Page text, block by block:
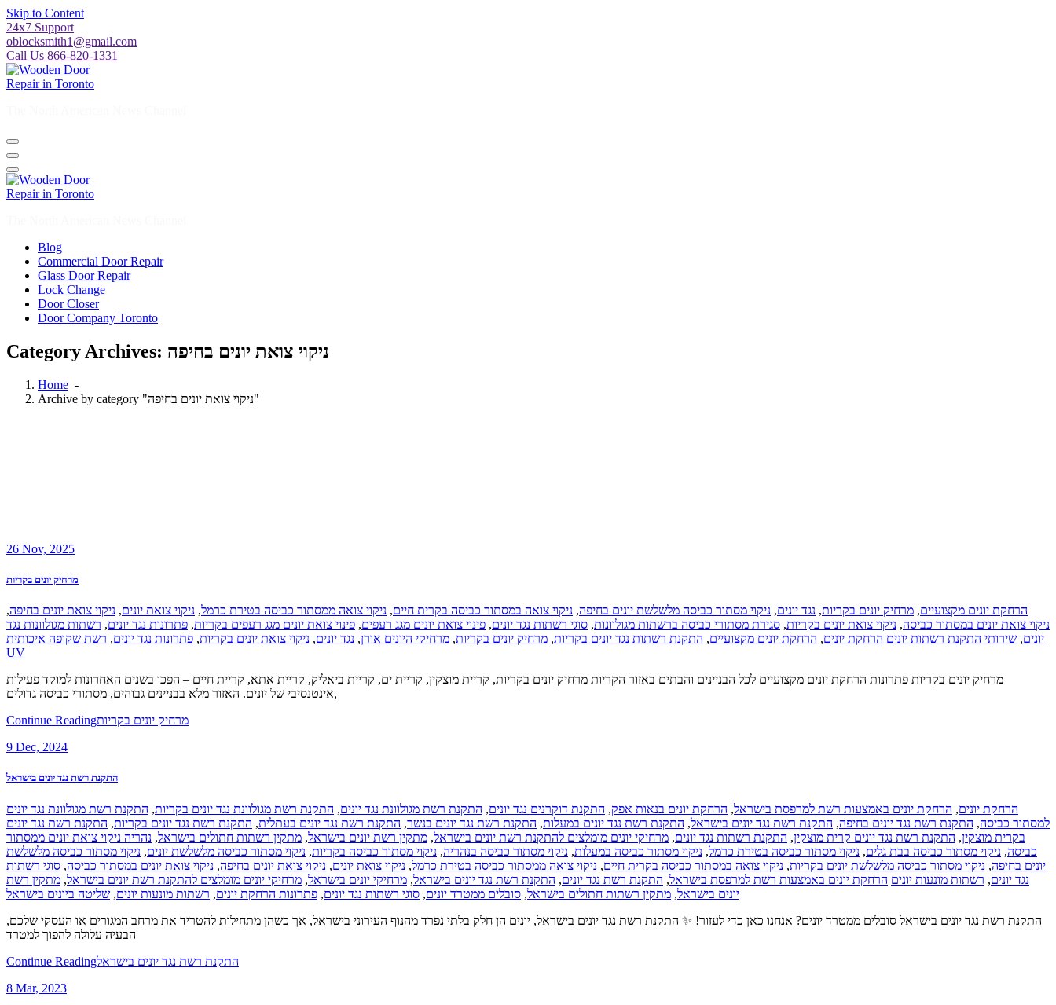
Skip to Content
24x7 Support
oblocksmith1@gmail.com
Call Us 866-820-1331
Blog
Commercial Door Repair
Glass Door Repair
Lock Change
Door Closer
Door Company Toronto
Category Archives: ניקוי צואת יונים בחיפה
Home -
Archive by category "ניקוי צואת יונים בחיפה"
26 Nov, 2025
מרחיק יונים בקריות
הרחקת יונים מקצועיים, מרחיק יונים בקריות, נגד יונים, ניקוי מסתור כביסה מלשלשת יונים בחיפה, ניקוי צואה במסתור כביסה בקרית חיים, ניקוי צואה ממסתור כביסה בטירת כרמל, ניקוי צואת יונים, ניקוי צואת יונים בחיפה,
ניקוי צואת יונים במסתור כביסה, ניקוי צואת יונים בקריות, סגירת מסתורי כביסה ברשתות מגולוונות, סוגי רשתות נגד יונים, פינוי צואת יונים מגג רעפים, פינוי צואת יונים מגג רעפים בקריות, פתרונות נגד יונים, רשתות מגולוונות נגד
יונים, שירותי התקנת רשתות יונים הרחקת יונים, הרחקת יונים מקצועיים, התקנת רשתות נגד יונים בקריות, מרחיק יונים בקריות, מרחיקי היונים אורן, נגד יונים, ניקוי צואת יונים בקריות, פתרונות נגד יונים, רשת שקופה איכותית
UV
מרחיק יונים בקריות פתרונות הרחקת יונים מקצועיים לכל הבניינים והבתים באזור הקריות מרחיק יונים בקריות, קריית מוצקין, קריית ים, קריית ביאליק, קריית אתא, קריית חיים – הפכו בשנים האחרונות למוקד פעילות
אינטנסיבי של יונים. האזור מלא בבניינים גבוהים, מסתורי כביסה גדולים,
Continue Readingמרחיק יונים בקריות
9 Dec, 2024
התקנת רשת נגד יונים בישראל
הרחקת יונים, הרחקת יונים באמצעות רשת למרפסת בישראל, הרחקת יונים בנאות אפק, התקנת דוקרנים נגד יונים, התקנת רשת מגולוונת נגד יונים, התקנת רשת מגולוונת נגד יונים בקריות, התקנת רשת מגולוונת נגד יונים
למסתור כביסה, התקנת רשת נגד יונים בחיפה, התקנת רשת נגד יונים בישראל, התקנת רשת נגד יונים במעלות, התקנת רשת נגד יונים בנשר, התקנת רשת נגד יונים בעתלית, התקנת רשת נגד יונים בקריות, התקנת רשת נגד יונים
בקרית מוצקין, התקנת רשת נגד יונים קרית מוצקין, התקנת רשתות נגד יונים, מרחיקי יונים מומלצים להתקנת רשת יונים בישראל, מתקין רשת יונים בישראל, מתקין רשתות חתולים בישראל, נהריה ניקוי צואת יונים ממסתור
כביסה, ניקוי מסתור כביסה בבת גלים, ניקוי מסתור כביסה בטירת כרמל, ניקוי מסתור כביסה במעלות, ניקוי מסתור כביסה בנהריה, ניקוי מסתור כביסה בקריות, ניקוי מסתור כביסה מלשלשת יונים, ניקוי מסתור כביסה מלשלשת
יונים בחיפה, ניקוי מסתור כביסה מלשלשת יונים בקריות, ניקוי צואה במסתור כביסה בקרית חיים, ניקוי צואה ממסתור כביסה בטירת כרמל, ניקוי צואת יונים, ניקוי צואת יונים בחיפה, ניקוי צואת יונים במסתור כביסה, סוגי רשתות
נגד יונים, רשתות מונעות יונים הרחקת יונים באמצעות רשת למרפסת בישראל, התקנת רשת נגד יונים, התקנת רשת נגד יונים בישראל, מרחיקי יונים בישראל, מרחיקי יונים מומלצים להתקנת רשת יונים בישראל, מתקין רשת
יונים בישראל, מתקין רשתות חתולים בישראל, סובלים ממטרד יונים, סוגי רשתות נגד יונים, פתרונות הרחקת יונים, רשתות מונעות יונים, שליטה ביונים בישראל
התקנת רשת נגד יונים בישראל סובלים ממטרד יונים? אנחנו כאן כדי לעזור! ✨ התקנת רשת נגד יונים בישראל, יונים הן חלק בלתי נפרד מהנוף העירוני בישראל, אך כשהן מתחילות להטריד את מרחב המגורים או העסקי שלכם,
הבעיה עלולה להפוך למטרד
Continue Readingהתקנת רשת נגד יונים בישראל
8 Mar, 2023